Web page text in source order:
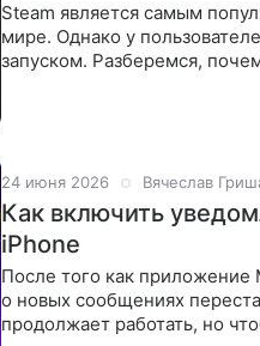
Steam является самым
мире. Однако у
запуском. Разберемся,
24 июня 2026 Вячеслав
Как включить
iPhone
После того как
о новых сообщениях
продолжает работать, но